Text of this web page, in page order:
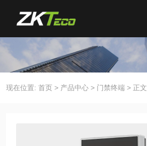
现在位置: 首页 > 产品中心 > 门禁终端 > 正文